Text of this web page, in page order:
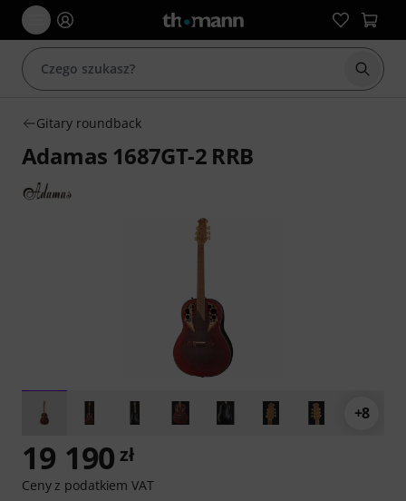
Gitary roundback
Adamas 1687GT-2 RRB
+8
19 190 zł
Ceny z podatkiem VAT